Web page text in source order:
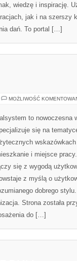
wiedzę i inspirację.
jak i na szerszy
dań. To portal […]
MOŻLIWOŚĆ
to nowoczesna
się na
i miejsce
się z wygodą
z myślą o
dobrego
Strona została
do […]